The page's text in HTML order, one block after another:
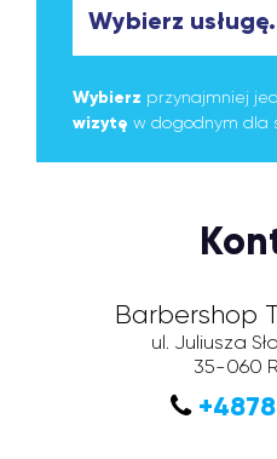
Wybierz przynajmniej
wizytę w dogodnym dla
Barbershop
ul. Juliusza
35-060